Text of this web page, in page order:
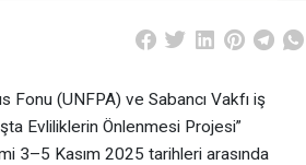
(UNFPA) ve Sabancı Vakfı iş
Evliliklerin Önlenmesi Projesi”
3–5 Kasım 2025 tarihleri arasında